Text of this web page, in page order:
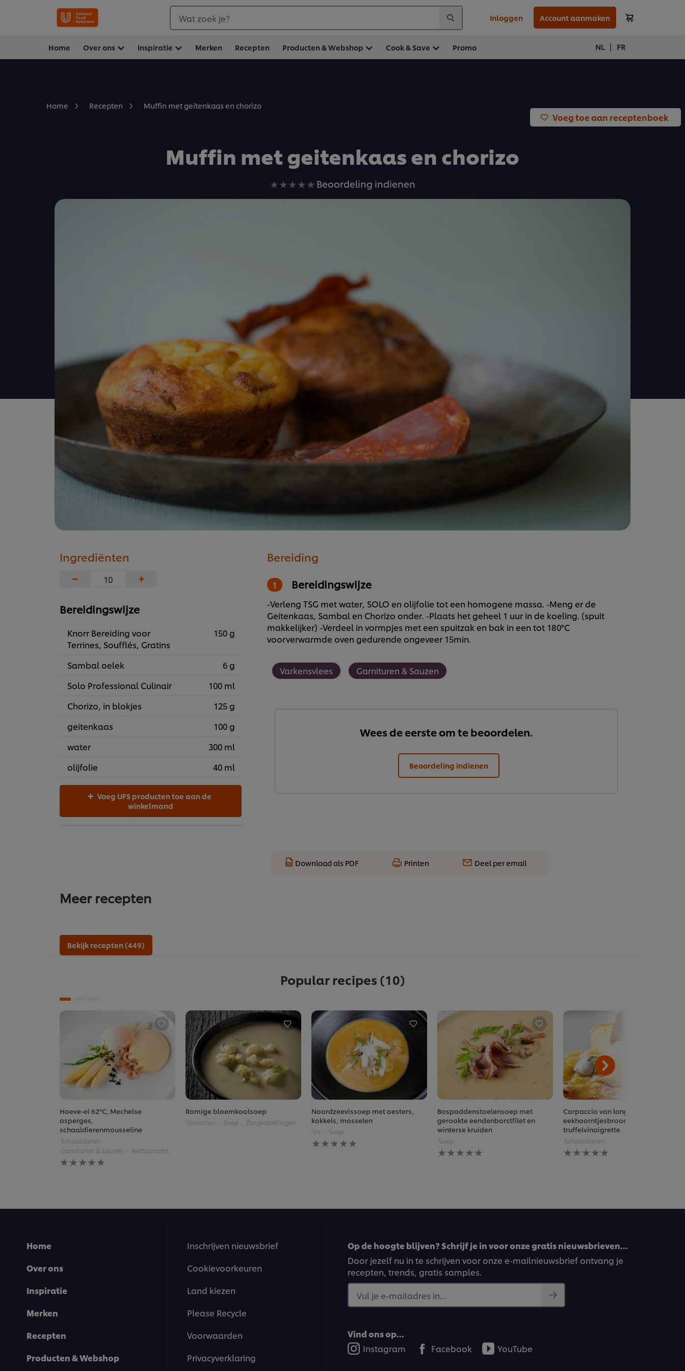
Wat zoek je? Inloggen Account aanmaken
Home Over ons Inspiratie Merken Recepten Producten & Webshop Cook & Save Promo NL | FR
Home Recepten Muffin met geitenkaas en chorizo
Voeg toe aan receptenboek
Muffin met geitenkaas en chorizo
Geen
beoordelingen
Beoordeling indienen
Ingrediënten
−
+
Bereidingswijze
Knorr Bereiding voor
Terrines, Soufflés, Gratins
150 g
Sambal oelek
6 g
Solo Professional Culinair
100 ml
Chorizo, in blokjes
125 g
geitenkaas
100 g
water
300 ml
olijfolie
40 ml
winkelmand
Bereiding
Bereidingswijze
-Verleng TSG met water, SOLO en olijfolie tot een homogene massa. -Meng er de
Geitenkaas, Sambal en Chorizo onder. -Plaats het geheel 1 uur in de koeling. (spuit
makkelijker) -Verdeel in vormpjes met een spuitzak en bak in een tot 180°C
voorverwarmde oven gedurende ongeveer 15min.
Varkensvlees Garnituren & Sauzen
Wees de eerste om te beoordelen.
Beoordeling indienen
Download als PDF Printen Deel per email
Meer recepten
Bekijk recepten (449)
Popular recipes (10)
Hoeve-ei 62°C, Mechelse
asperges,
schaaldierenmousseline
Schaaldieren
Garnituren & Sauzen
Restaurants
Geen
beoordelingen
Romige bloemkoolsoep
Groenten Soep Zorginstellingen
Noordzeevissoep met oesters,
kokkels, mosselen
Vis Soep
Geen
beoordelingen
Bospaddenstoelensoep met
gerookte eendenborstfilet en
winterse kruiden
Soep
Geen
beoordelingen
Carpaccio van langoustines,
eekhoorntjesbrood en
truffelvinaigrette
Schaaldieren
Geen
beoordelingen
Home
Over ons
Inspiratie
Merken
Recepten
Producten & Webshop
Inschrijven nieuwsbrief
Cookievoorkeuren
Land kiezen
Please Recycle
Voorwaarden
Privacyverklaring
Op de hoogte blijven? Schrijf je in voor onze gratis nieuwsbrieven…
Door jezelf nu in te schrijven voor onze e-mailnieuwsbrief ontvang je
recepten, trends, gratis samples.
Vul je e-mailadres in...
Vind ons op...
Instagram
Facebook YouTube